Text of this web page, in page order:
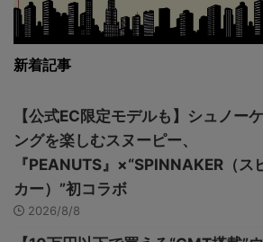
新着記事
【公式EC限定モデルも】シュノー
ングを楽しむスヌーピー、
『PEANUTS』×“SPINNAKER（ス
カー）”初コラボ
2026/8/8